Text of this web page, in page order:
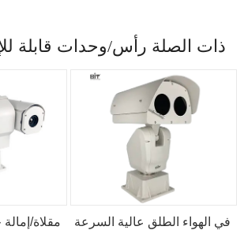
ذات الصلة رأس/وحدات قابلة
مقلاة/
في الهواء الطلق عالية السرعة